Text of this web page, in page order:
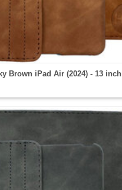
Brown iPad Air (2024) - 13 inch